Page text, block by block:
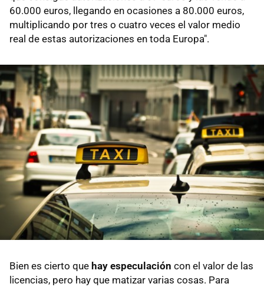
60.000 euros, llegando en ocasiones a 80.000 euros,
multiplicando por tres o cuatro veces el valor medio
real de estas autorizaciones en toda Europa".
Bien es cierto que hay especulación con el valor de las
licencias, pero hay que matizar varias cosas. Para